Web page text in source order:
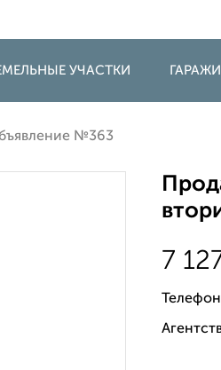
УЧАСТКИ
№363
7